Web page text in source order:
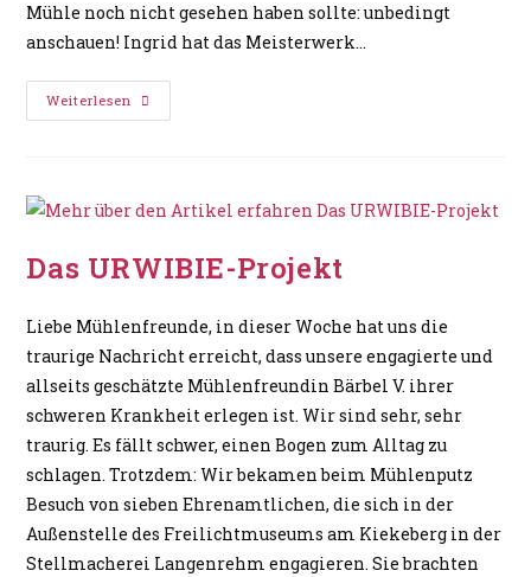
Mühle noch nicht gesehen haben sollte: unbedingt
anschauen! Ingrid hat das Meisterwerk…
Weiterlesen
Das URWIBIE-Projekt
Liebe Mühlenfreunde, in dieser Woche hat uns die
traurige Nachricht erreicht, dass unsere engagierte und
allseits geschätzte Mühlenfreundin Bärbel V. ihrer
schweren Krankheit erlegen ist. Wir sind sehr, sehr
traurig. Es fällt schwer, einen Bogen zum Alltag zu
schlagen. Trotzdem: Wir bekamen beim Mühlenputz
Besuch von sieben Ehrenamtlichen, die sich in der
Außenstelle des Freilichtmuseums am Kiekeberg in der
Stellmacherei Langenrehm engagieren. Sie brachten